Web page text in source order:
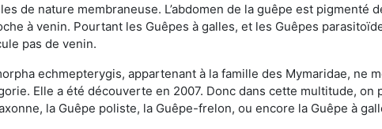
de nature membraneuse. L’abdomen de la guêpe est pigmenté
à venin. Pourtant les Guêpes à galles, et les Guêpes
pas de venin.
echmepterygis, appartenant à la famille des Mymaridae, ne
Elle a été découverte en 2007. Donc dans cette multitude, on
la Guêpe poliste, la Guêpe-frelon, ou encore la Guêpe à